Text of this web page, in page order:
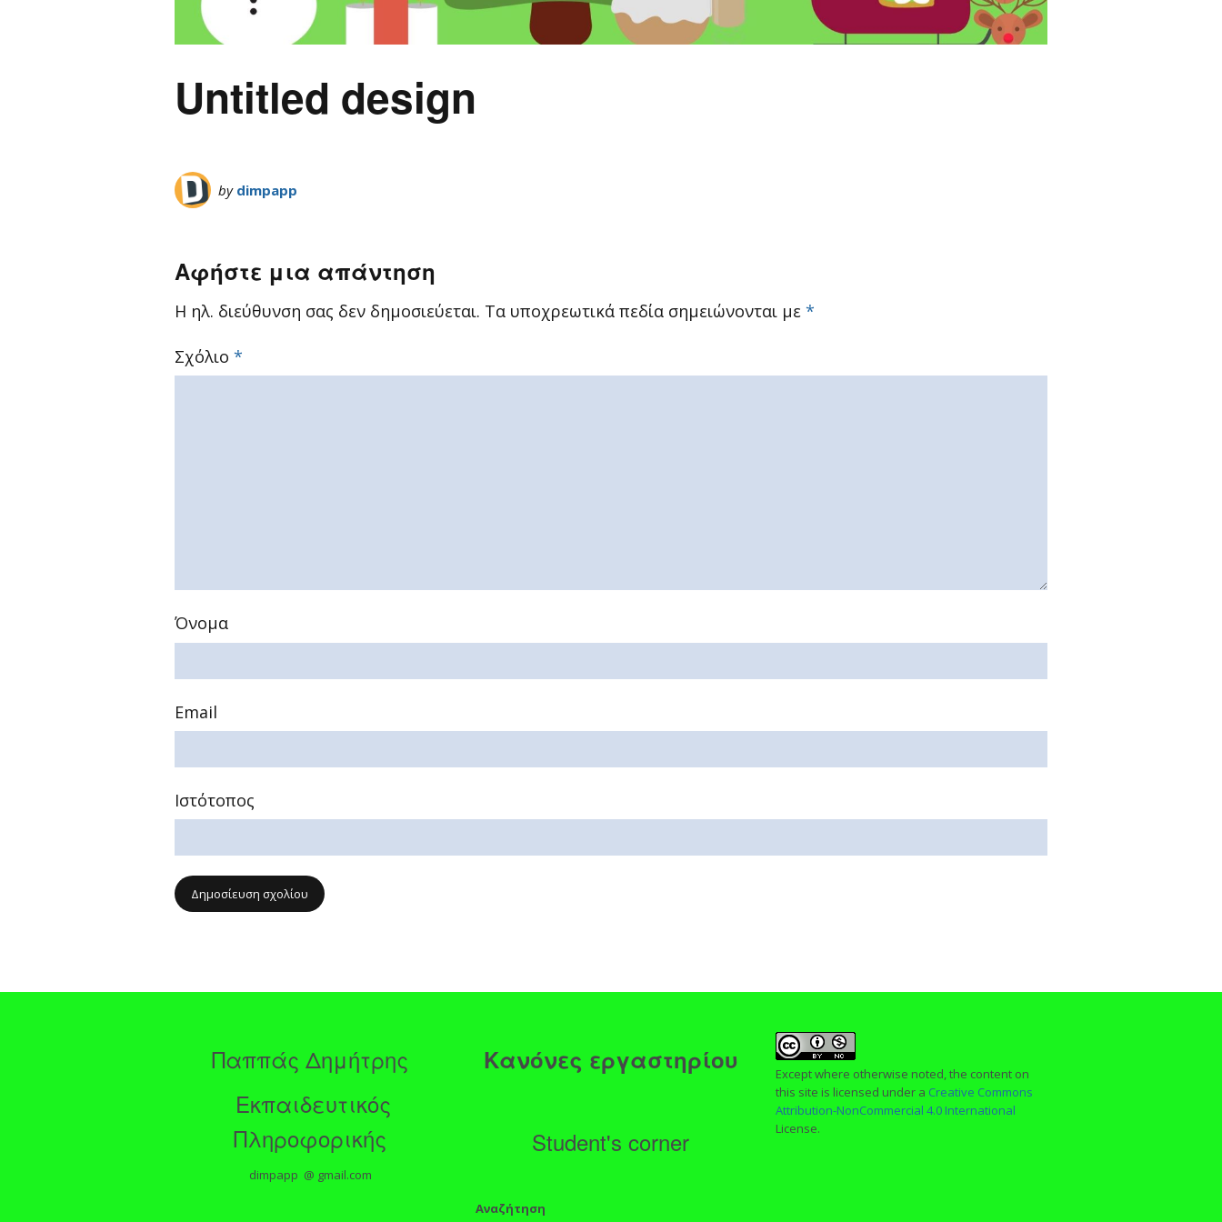
Untitled design
by dimpapp
Αφήστε μια απάντηση
Η ηλ. διεύθυνση σας δεν δημοσιεύεται. Τα υποχρεωτικά πεδία σημειώνονται με *
Σχόλιο *
Όνομα
Email
Ιστότοπος
Παππάς Δημήτρης
Εκπαιδευτικός
Πληροφορικής
dimpapp @ gmail.com
Κανόνες εργαστηρίου
Student's corner
Αναζήτηση
Except where otherwise noted, the content on
this site is licensed under a Creative Commons
Attribution-NonCommercial 4.0 International
License.